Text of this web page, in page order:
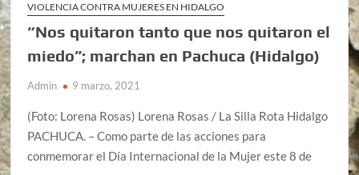
VIOLENCIA CONTRA MUJERES EN HIDALGO
“Nos quitaron tanto que nos quitaron el
miedo”; marchan en Pachuca (Hidalgo)
Admin 9 marzo, 2021
(Foto: Lorena Rosas) Lorena Rosas / La Silla Rota Hidalgo
PACHUCA. – Como parte de las acciones para
conmemorar el Día Internacional de la Mujer este 8 de